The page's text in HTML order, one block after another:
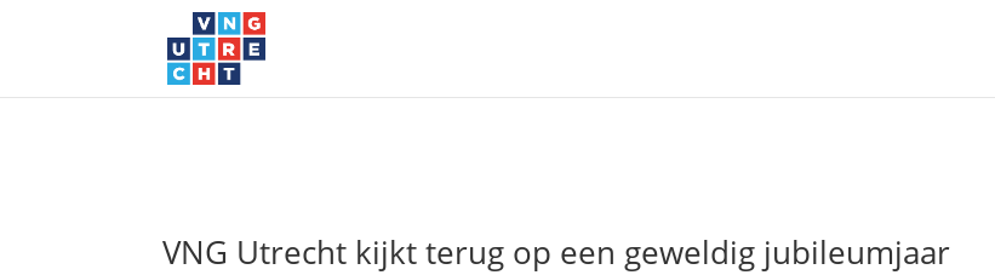
VNG Utrecht kijkt terug op een geweldig jubileumjaar